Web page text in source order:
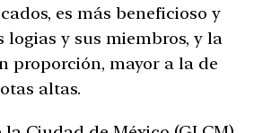
es más beneficioso y
y sus miembros, y la
proporción, mayor a la de
altas.